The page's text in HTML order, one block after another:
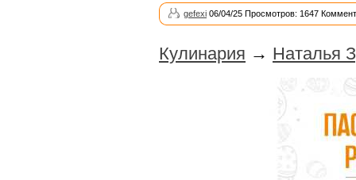
gefexi 06/04/25 Просмотров: 1647
Кулинария → Наталья